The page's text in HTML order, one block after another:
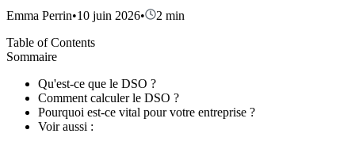
Emma Perrin•10 juin 2026• 2 min
Table of Contents
Sommaire
Qu'est-ce que le DSO ?
Comment calculer le DSO ?
Pourquoi est-ce vital pour votre entreprise ?
Voir aussi :